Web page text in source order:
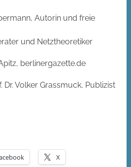
Autorin und freie
und Netztheoretiker
berlinergazette.de
Dr. Volker Grassmuck, Publizist
X